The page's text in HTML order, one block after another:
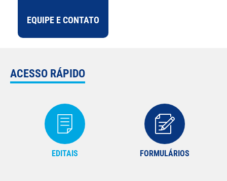
EQUIPE E CONTATO
ACESSO RÁPIDO
EDITAIS FORMULÁRIOS